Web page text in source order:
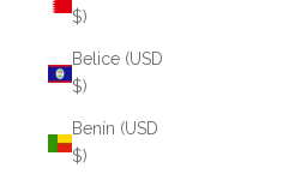
$)
Belice (USD
$)
Benín (USD
$)